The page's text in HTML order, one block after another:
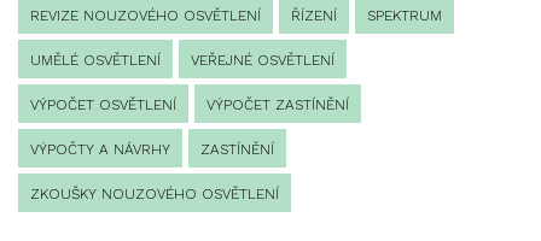
REVIZE NOUZOVÉHO OSVĚTLENÍ ŘÍZENÍ SPEKTRUM
UMĚLÉ OSVĚTLENÍ VEŘEJNÉ OSVĚTLENÍ
VÝPOČET OSVĚTLENÍ VÝPOČET ZASTÍNĚNÍ
VÝPOČTY A NÁVRHY ZASTÍNĚNÍ
ZKOUŠKY NOUZOVÉHO OSVĚTLENÍ